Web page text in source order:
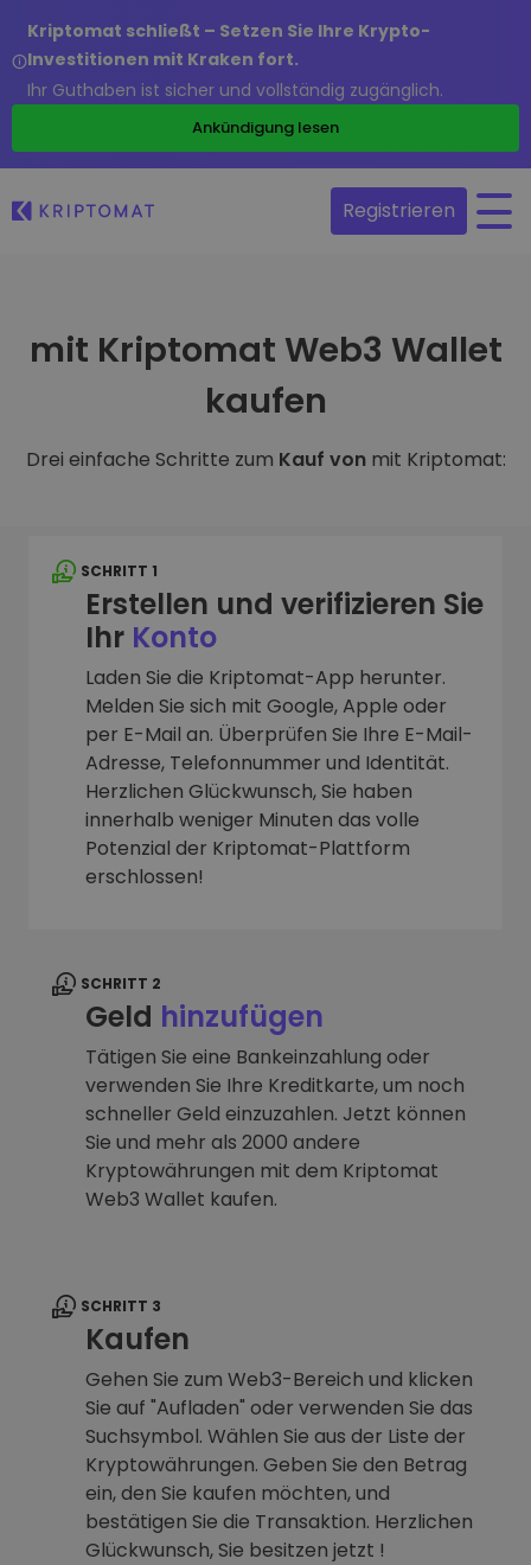
Kriptomat schließt – Setzen Sie Ihre Krypto-
Investitionen mit Kraken fort.
Ihr Guthaben ist sicher und vollständig zugänglich.
Ankündigung lesen
Registrieren
mit Kriptomat Web3 Wallet
kaufen
Drei einfache Schritte zum Kauf von mit Kriptomat:
SCHRITT 1
Erstellen und verifizieren Sie
Ihr Konto
Laden Sie die Kriptomat-App herunter.
Melden Sie sich mit Google, Apple oder
per E-Mail an. Überprüfen Sie Ihre E-Mail-
Adresse, Telefonnummer und Identität.
Herzlichen Glückwunsch, Sie haben
innerhalb weniger Minuten das volle
Potenzial der Kriptomat-Plattform
erschlossen!
SCHRITT 2
Geld hinzufügen
Tätigen Sie eine Bankeinzahlung oder
verwenden Sie Ihre Kreditkarte, um noch
schneller Geld einzuzahlen. Jetzt können
Sie und mehr als 2000 andere
Kryptowährungen mit dem Kriptomat
Web3 Wallet kaufen.
SCHRITT 3
Kaufen
Gehen Sie zum Web3-Bereich und klicken
Sie auf "Aufladen" oder verwenden Sie das
Suchsymbol. Wählen Sie aus der Liste der
Kryptowährungen. Geben Sie den Betrag
ein, den Sie kaufen möchten, und
bestätigen Sie die Transaktion. Herzlichen
Glückwunsch, Sie besitzen jetzt !